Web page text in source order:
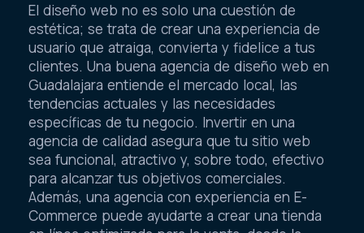
El diseño web no es solo una cuestión de
estética; se trata de crear una experiencia de
usuario que atraiga, convierta y fidelice a tus
clientes. Una buena agencia de diseño web en
Guadalajara entiende el mercado local, las
tendencias actuales y las necesidades
específicas de tu negocio. Invertir en una
agencia de calidad asegura que tu sitio web
sea funcional, atractivo y, sobre todo, efectivo
para alcanzar tus objetivos comerciales.
Además, una agencia con experiencia en E-
Commerce puede ayudarte a crear una tienda